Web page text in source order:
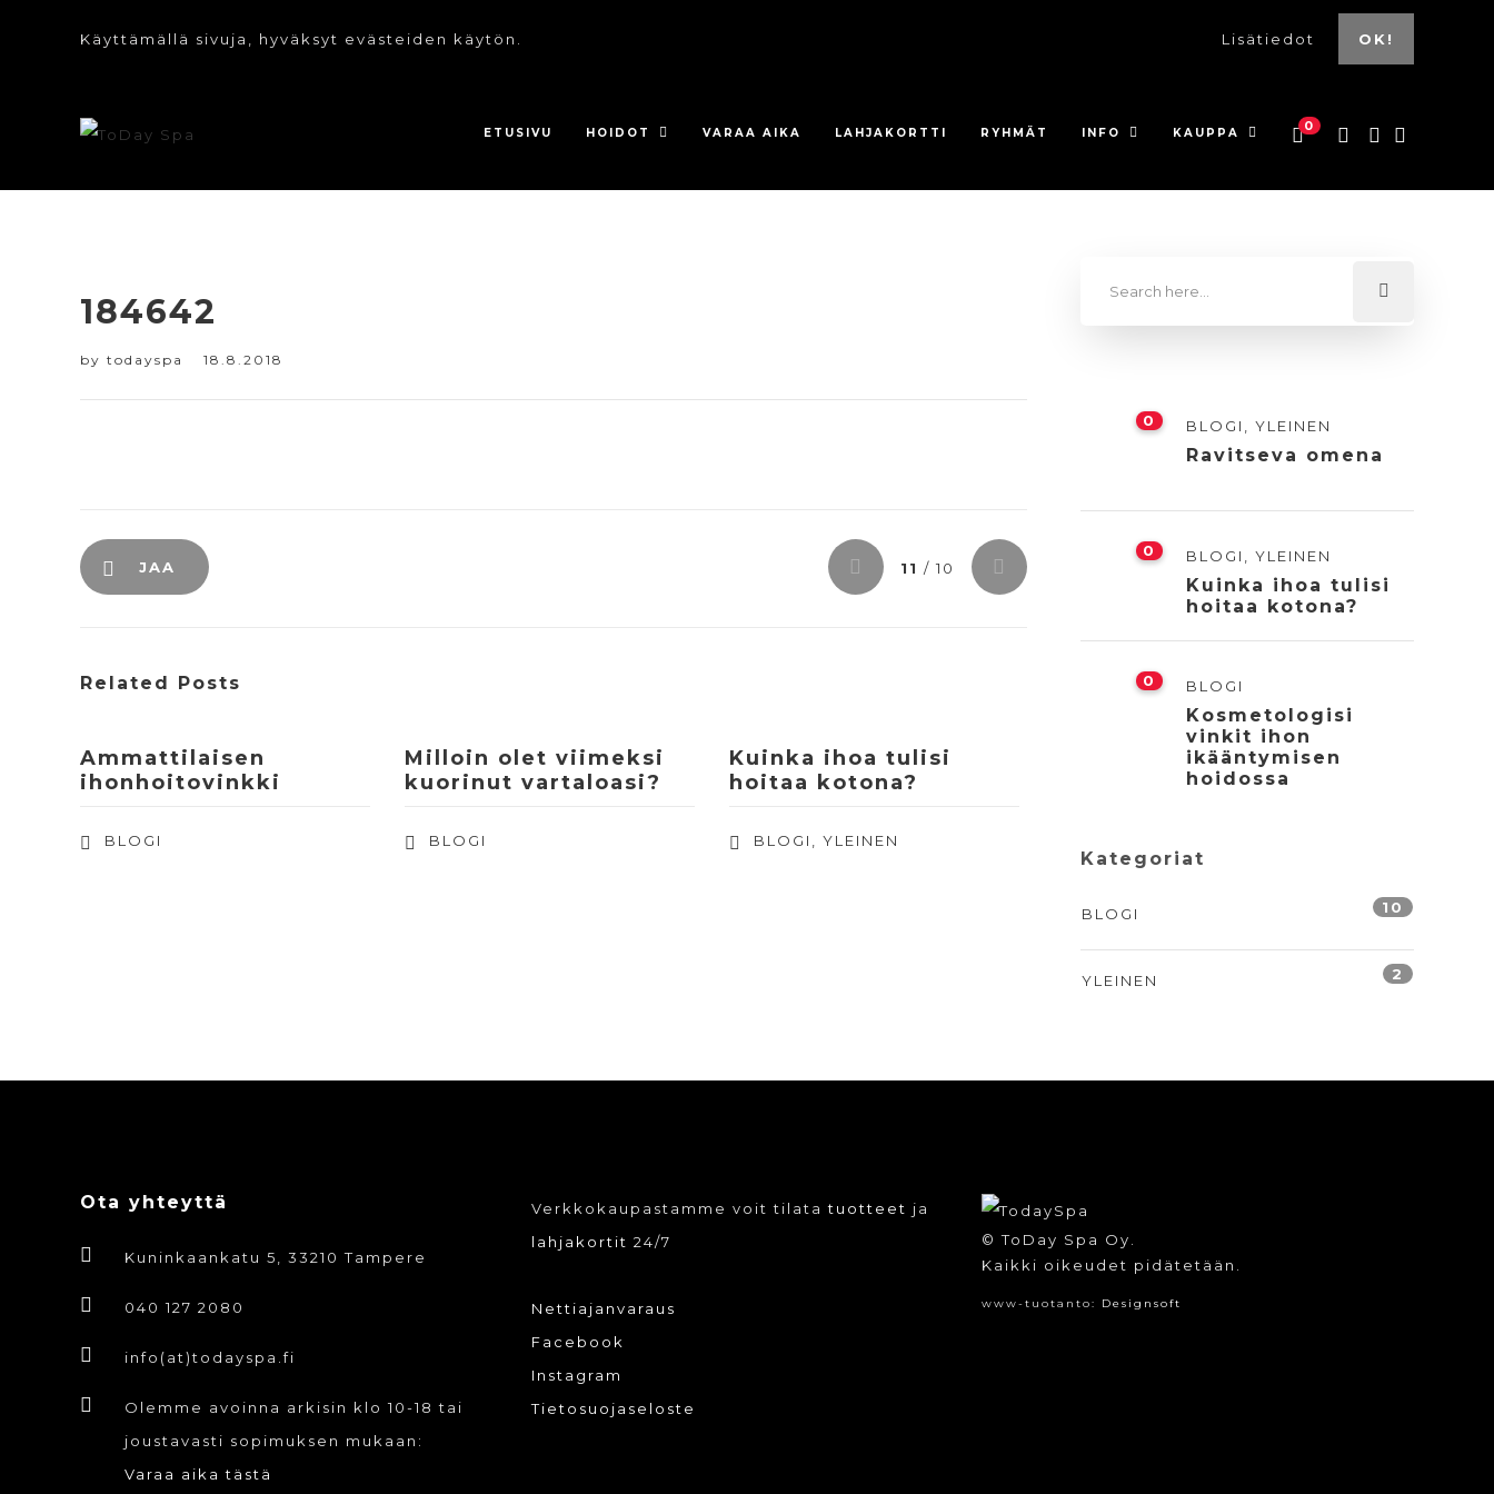
Käyttämällä sivuja, hyväksyt evästeiden käytön. Lisätiedot OK!
ETUSIVU HOIDOT VARAA AIKA LAHJAKORTTI RYHMÄT INFO KAUPPA 0
184642
by todayspa 18.8.2018
JAA 11 / 10
Related Posts
Ammattilaisen
ihonhoitovinkki
BLOGI
Milloin olet viimeksi
kuorinut vartaloasi?
BLOGI
Kuinka ihoa tulisi
hoitaa kotona?
BLOGI ,YLEINEN
0 BLOGI YLEINEN
Ravitseva omena
0 BLOGI YLEINEN
Kuinka ihoa tulisi
hoitaa kotona?
0 BLOGI
Kosmetologisi
vinkit ihon
ikääntymisen
hoidossa
Kategoriat
BLOGI 10
YLEINEN 2
Ota yhteyttä
Kuninkaankatu 5, 33210 Tampere
040 127 2080
info(at)todayspa.fi
Olemme avoinna arkisin klo 10-18 tai
joustavasti sopimuksen mukaan:
Varaa aika tästä
Verkkokaupastamme voit tilatatuotteet ja
lahjakortit 24/7
Nettiajanvaraus
Facebook
Instagram
Tietosuojaseloste
© ToDay Spa Oy.
Kaikki oikeudet pidätetään.
www-tuotanto: Designsoft